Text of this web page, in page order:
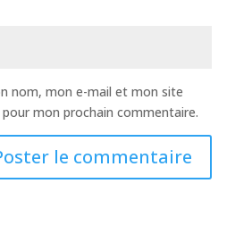
nom, mon e-mail et mon site
mon prochain commentaire.